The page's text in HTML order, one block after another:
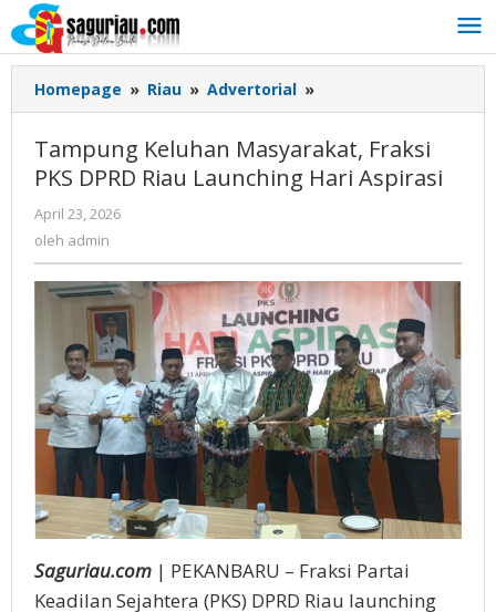
Lewati
ke
konten
Homepage » Riau » Advertorial »
Keluhan
Masyarakat,
Fraksi
PKS
Aspirasi
Tampung Keluhan Masyarakat, Fraksi
PKS DPRD Riau Launching Hari Aspirasi
April 23, 2026
oleh admin
Saguriau.com | PEKANBARU – Fraksi Partai
Keadilan Sejahtera (PKS) DPRD Riau launching